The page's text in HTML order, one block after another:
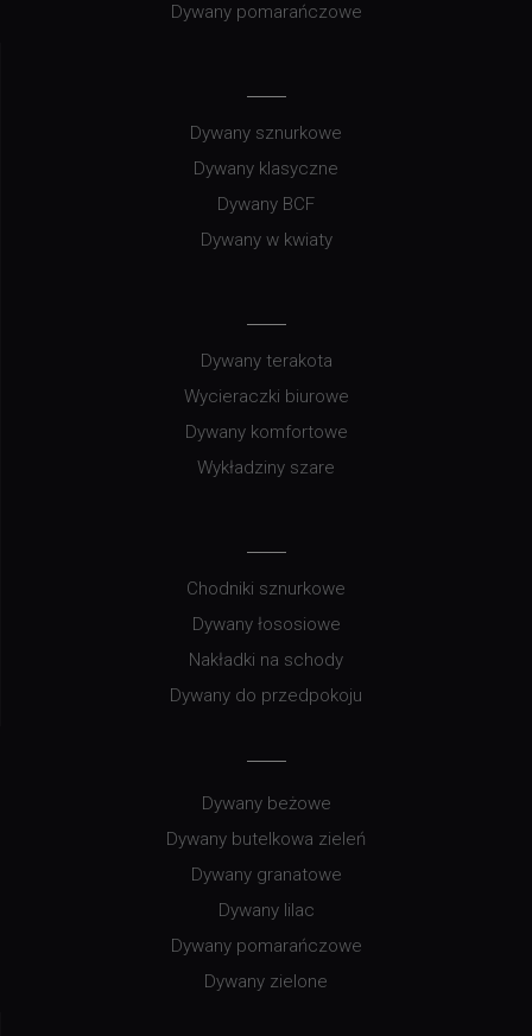
Dywany pomarańczowe
Dywany sznurkowe
Dywany klasyczne
Dywany BCF
Dywany w kwiaty
Dywany terakota
Wycieraczki biurowe
Dywany komfortowe
Wykładziny szare
Chodniki sznurkowe
Dywany łososiowe
Nakładki na schody
Dywany do przedpokoju
Dywany beżowe
Dywany butelkowa zieleń
Dywany granatowe
Dywany lilac
Dywany pomarańczowe
Dywany zielone